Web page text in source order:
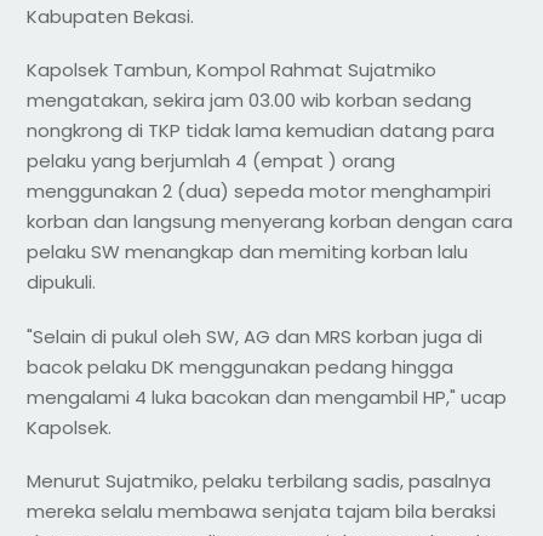
Kabupaten Bekasi.
Kapolsek Tambun, Kompol Rahmat Sujatmiko
mengatakan, sekira jam 03.00 wib korban sedang
nongkrong di TKP tidak lama kemudian datang para
pelaku yang berjumlah 4 (empat ) orang
menggunakan 2 (dua) sepeda motor menghampiri
korban dan langsung menyerang korban dengan cara
pelaku SW menangkap dan memiting korban lalu
dipukuli.
"Selain di pukul oleh SW, AG dan MRS korban juga di
bacok pelaku DK menggunakan pedang hingga
mengalami 4 luka bacokan dan mengambil HP," ucap
Kapolsek.
Menurut Sujatmiko, pelaku terbilang sadis, pasalnya
mereka selalu membawa senjata tajam bila beraksi